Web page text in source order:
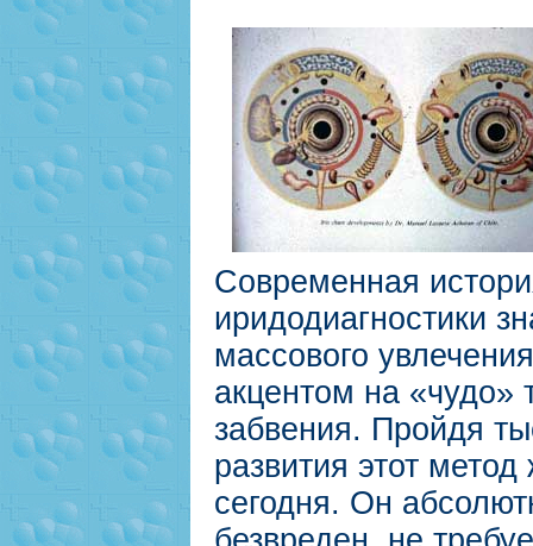
Современная
иридодиагностики
массового
акцентом на «чудо»
забвения. Пройдя
развития этот
сегодня. Он